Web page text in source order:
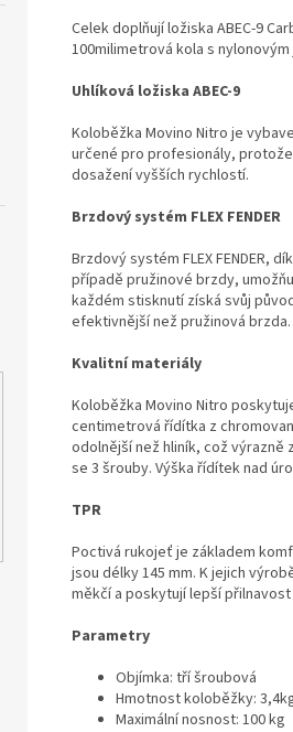
Celek doplňují ložiska ABEC-9
100milimetrová kola s nylonovým
Uhlíková ložiska ABEC-9
Koloběžka Movino Nitro je
určené pro profesionály,
dosažení vyšších rychlostí.
Brzdový systém FLEX FENDER
Brzdový systém FLEX FENDER,
případě pružinové brzdy,
každém stisknutí získá svůj
efektivnější než pružinová brzda.
Kvalitní materiály
Koloběžka Movino Nitro
centimetrová řídítka z
odolnější než hliník, což výrazně
se 3 šrouby. Výška řídítek nad
TPR
Poctivá rukojeť je základem
jsou délky 145 mm. K jejich
měkčí a poskytují lepší
Parametry
Objímka: tří šroubová
Hmotnost koloběžky:
Maximální nosnost: 100 kg